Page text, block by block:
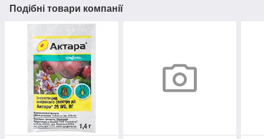
Подібні товари компанії